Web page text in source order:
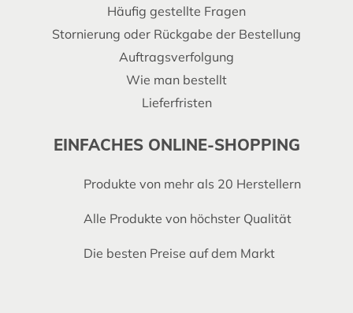
Häufig gestellte Fragen
Stornierung oder Rückgabe der Bestellung
Auftragsverfolgung
Wie man bestellt
Lieferfristen
EINFACHES ONLINE-SHOPPING
Produkte von mehr als 20 Herstellern
Alle Produkte von höchster Qualität
Die besten Preise auf dem Markt